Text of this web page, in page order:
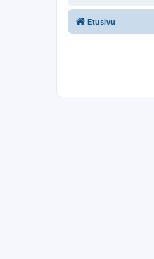
Etusivu